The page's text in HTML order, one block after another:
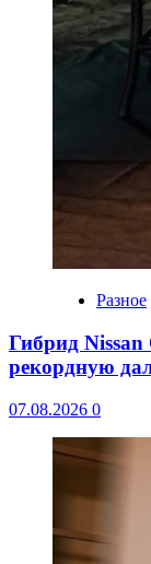
Разное
Гибрид Nissan
рекордную
07.08.2026 0